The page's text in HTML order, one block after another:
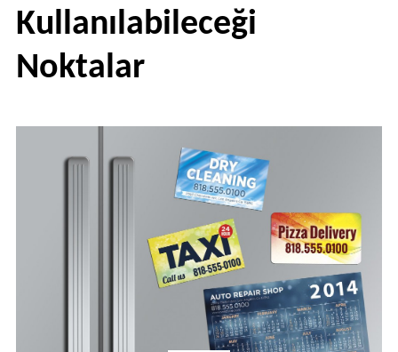
Kullanılabileceği
Noktalar